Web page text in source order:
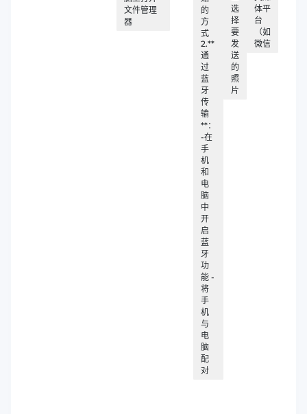
文件管理
器
的
方
式
2.**
通
过
蓝
牙
传
输
**：
-在
手
机
和
电
脑
中
开
启
蓝
牙
功
能 -
将
手
机
与
电
脑
配
对
选
择
要
发
送
的
照
片
体平
台
（如
微信